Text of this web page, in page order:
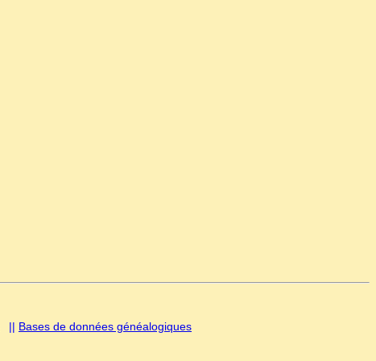
|| Bases de données généalogiques